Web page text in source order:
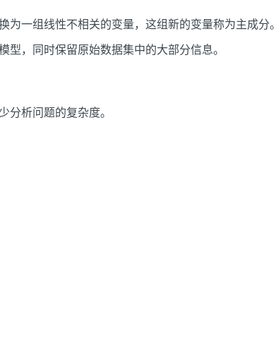
一组线性不相关的变量，这组新的变量称为主成分。
，同时保留原始数据集中的大部分信息。
分析问题的复杂度。